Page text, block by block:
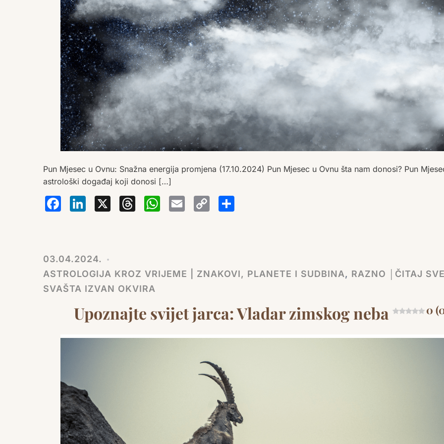
Pun Mjesec u Ovnu: Snažna energija promjena (17.10.2024) Pun Mjesec u Ovnu šta nam donosi? Pun
astrološki događaj koji donosi […]
Facebook
LinkedIn
X Threads
WhatsApp
EmailCopy
Link
03.04.2024.
ASTROLOGIJA KROZ VRIJEME | ZNAKOVI, PLANETE I SUDBINA, RAZNO │ČITAJ
SVAŠTA IZVAN OKVIRA
Upoznajte svijet jarca: Vladar zimskog neba 0